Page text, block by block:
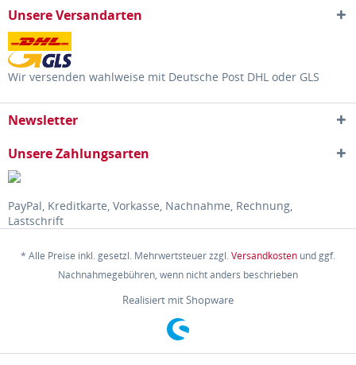
Unsere Versandarten
Wir versenden wahlweise mit Deutsche Post DHL oder GLS
Newsletter
Unsere Zahlungsarten
PayPal, Kreditkarte, Vorkasse, Nachnahme, Rechnung,
Lastschrift
* Alle Preise inkl. gesetzl. Mehrwertsteuer zzgl.Versandkosten und ggf.
Nachnahmegebühren, wenn nicht anders beschrieben
Realisiert mit Shopware